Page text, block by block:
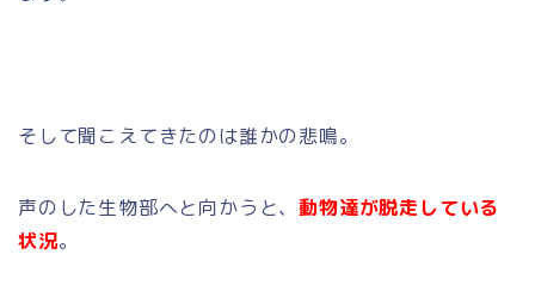
そして聞こえてきたのは誰かの悲鳴。
声のした生物部へと向かうと、動物達が脱走している
状況。